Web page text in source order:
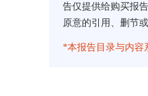
告仅提供给购买报
原意的引用、删节
*本报告目录与内容